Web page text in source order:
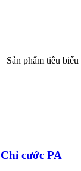
Sản phẩm tiêu biểu
Chỉ cước PA